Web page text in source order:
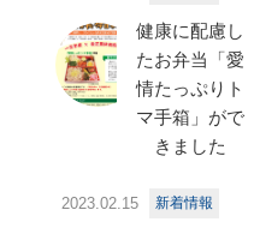
健康に配慮し
たお弁当「愛
情たっぷりト
マ手箱」がで
きました
2023.02.15 新着情報